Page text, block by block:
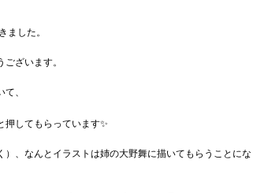
ました。
ざいます。
、
押してもらっています✨
、なんとイラストは姉の大野舞に描いてもらうことにな